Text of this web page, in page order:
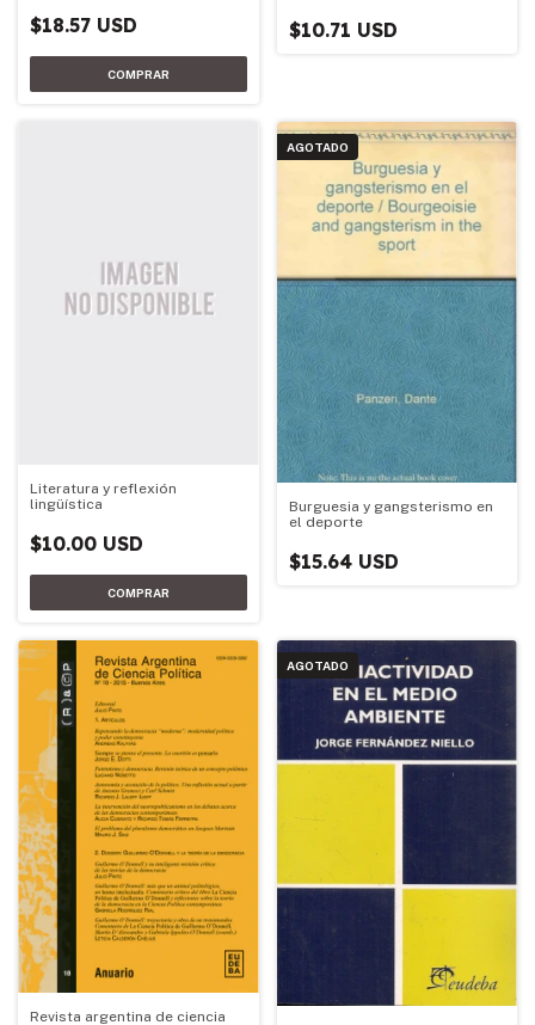
$18.57 USD $10.71 USD
Literatura y reflexión
lingüística
$10.00 USD
AGOTADO
Burguesia y gangsterismo en
el deporte
$15.64 USD
Revista argentina de ciencia
AGOTADO